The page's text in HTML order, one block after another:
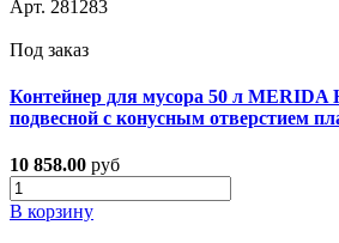
Арт. 281283
Под заказ
Контейнер для мусора 50 л
подвесной с конусным отверстием
10 858.00 руб
В корзину